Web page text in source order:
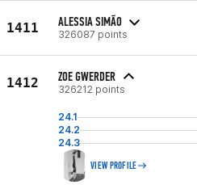
1411 ALESSIA SIMÃO
326087 points
1412 ZOE GWERDER
326212 points
24.1
24.2
24.3
VIEW PROFILE